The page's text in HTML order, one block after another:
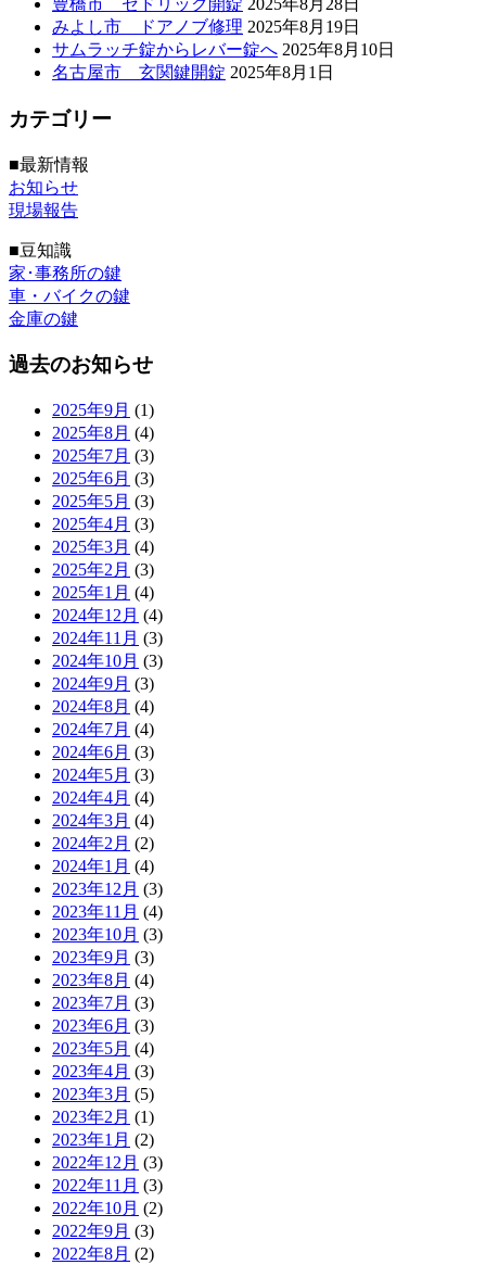
豊橋市 セドリック開錠 2025年8月28日
みよし市 ドアノブ修理 2025年8月19日
サムラッチ錠からレバー錠へ 2025年8月10日
名古屋市 玄関鍵開錠 2025年8月1日
カテゴリー
■最新情報
お知らせ
現場報告
■豆知識
家･事務所の鍵
車・バイクの鍵
金庫の鍵
過去のお知らせ
2025年9月 (1)
2025年8月 (4)
2025年7月 (3)
2025年6月 (3)
2025年5月 (3)
2025年4月 (3)
2025年3月 (4)
2025年2月 (3)
2025年1月 (4)
2024年12月 (4)
2024年11月 (3)
2024年10月 (3)
2024年9月 (3)
2024年8月 (4)
2024年7月 (4)
2024年6月 (3)
2024年5月 (3)
2024年4月 (4)
2024年3月 (4)
2024年2月 (2)
2024年1月 (4)
2023年12月 (3)
2023年11月 (4)
2023年10月 (3)
2023年9月 (3)
2023年8月 (4)
2023年7月 (3)
2023年6月 (3)
2023年5月 (4)
2023年4月 (3)
2023年3月 (5)
2023年2月 (1)
2023年1月 (2)
2022年12月 (3)
2022年11月 (3)
2022年10月 (2)
2022年9月 (3)
2022年8月 (2)